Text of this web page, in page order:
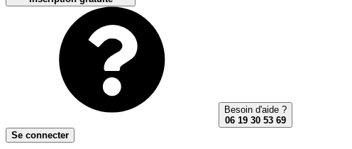
Besoin d'aide ?
06 19 30 53 69
Se connecter